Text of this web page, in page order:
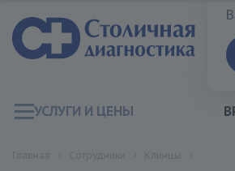
УСЛУГИ И ЦЕНЫ